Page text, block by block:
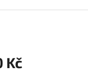
Kč